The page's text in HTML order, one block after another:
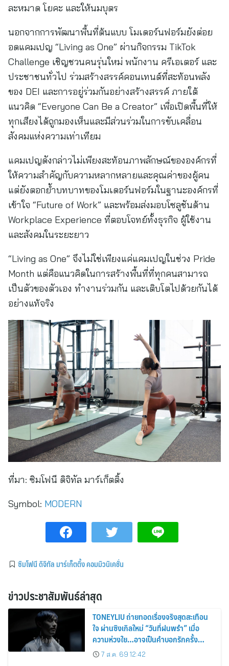
ละหมาด โยคะ และให้นมบุตร
นอกจากการพัฒนาพื้นที่ต้นแบบ โมเดอร์นฟอร์มยังต่อย
อดแคมเปญ “Living as One” ผ่านกิจกรรม TikTok
Challenge เชิญชวนคนรุ่นใหม่ พนักงาน ครีเอเตอร์ และ
ประชาชนทั่วไป ร่วมสร้างสรรค์คอนเทนต์ที่สะท้อนพลัง
ของ DEI และการอยู่ร่วมกันอย่างสร้างสรรค์ ภายใต้
แนวคิด “Everyone Can Be a Creator” เพื่อเปิดพื้นที่ให้
ทุกเสียงได้ถูกมองเห็นและมีส่วนร่วมในการขับเคลื่อน
สังคมแห่งความเท่าเทียม
แคมเปญดังกล่าวไม่เพียงสะท้อนภาพลักษณ์ขององค์กรที่
ให้ความสำคัญกับความหลากหลายและคุณค่าของผู้คน
แต่ยังตอกย้ำบทบาทของโมเดอร์นฟอร์มในฐานะองค์กรที่
เข้าใจ “Future of Work” และพร้อมส่งมอบโซลูชันด้าน
Workplace Experience ที่ตอบโจทย์ทั้งธุรกิจ ผู้ใช้งาน
และสังคมในระยะยาว
“Living as One” จึงไม่ใช่เพียงแค่แคมเปญในช่วง Pride
Month แต่คือแนวคิดในการสร้างพื้นที่ที่ทุกคนสามารถ
เป็นตัวของตัวเอง ทำงานร่วมกัน และเติบโตไปด้วยกันได้
อย่างแท้จริง
ที่มา: ซิมโฟนี ดิจิทัล มาร์เก็ตติ้ง
Symbol: MODERN
ซิมโฟนี ดิจิทัล มาร์เก็ตติ้ง คอมมิวนิเคชั่น
ข่าวประชาสัมพันธ์ล่าสุด
TONEYLIU ถ่ายทอดเรื่องจริงสุดสะเทือน
ใจ ผ่านซิงเกิลใหม่ “วันที่ฝนพรำ” เมื่อ
ความห่วงใย…อาจเป็นคำบอกรักครั้ง
สุดท้าย
7 ส.ค. 69 12:42